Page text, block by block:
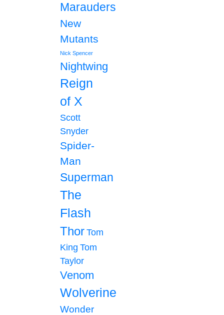
Marauders
New
Mutants
Nick Spencer
Nightwing
Reign
of X
Scott
Snyder
Spider-
Man
Superman
The
Flash
Thor Tom
King Tom
Taylor
Venom
Wolverine
Wonder